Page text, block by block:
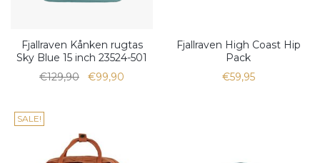
Fjallraven Kånken rugtas
Sky Blue 15 inch 23524-501
€129,90
€99,90
Fjallraven High Coast Hip
Pack
€59,95
SALE!